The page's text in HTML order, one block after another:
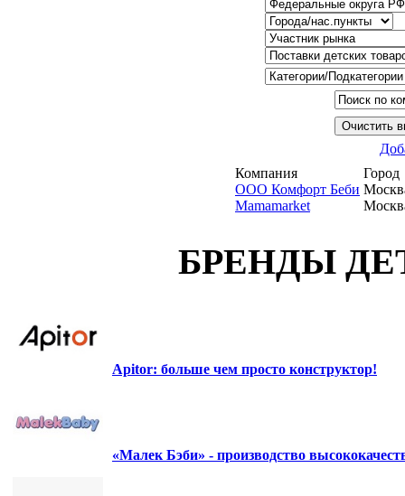
Компания
Город
ООО Комфорт Беби
Mamamarket
БРЕНДЫ
Apitor: больше чем просто конструктор!
«Малек Бэби» - производство